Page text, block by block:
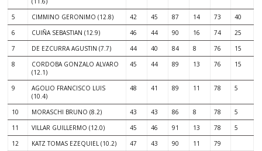
5 CIMMINO GERONIMO (12.8) 42 45 87 14 73
40
6
CUIÑA SEBASTIAN (12.9) 46 44 90 16 74
25
7
DE EZCURRA AGUSTIN (7.7) 44 40 84 8 76
15
8
CORDOBA GONZALO ALVARO
(12.1)
45 44 89 13 76 15
9
AGOLIO FRANCISCO LUIS
(10.4)
48 41 89 11 78 5
10 MORASCHI BRUNO (8.2) 43 43 86 8 78
5
11
VILLAR GUILLERMO (12.0) 45 46 91 13 78
5
12
KATZ TOMAS EZEQUIEL (10.2) 47 43 90 11
79